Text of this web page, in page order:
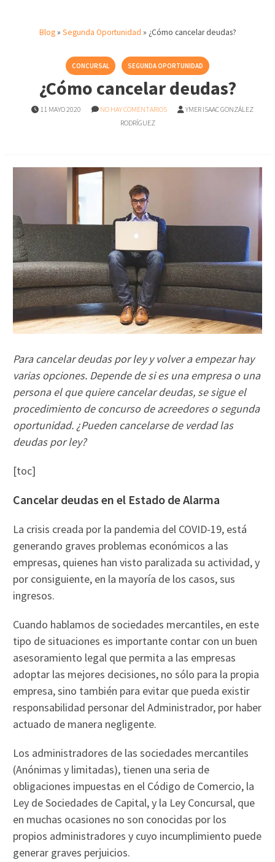
Blog» Segunda Oportunidad » ¿Cómo cancelar deudas?
CONCURSAL SEGUNDA OPORTUNIDAD
¿Cómo cancelar deudas?
11 MAYO 2020 NO HAY COMENTARIOS
YMER ISAAC GONZÁLEZ
RODRÍGUEZ
Para cancelar deudas por ley y volver a empezar hay
varias opciones. Depende de si es una empresa o una
persona el que quiere cancelar deudas, se sigue el
procedimiento de concurso de acreedores o segunda
oportunidad. ¿Pueden cancelarse de verdad las
deudas por ley?
[toc]
Cancelar deudas en el Estado de Alarma
La crisis creada por la pandemia del COVID-19, está
generando graves problemas económicos a las
empresas, quienes han visto paralizada su actividad, y
por consiguiente, en la mayoría de los casos, sus
ingresos.
Cuando hablamos de sociedades mercantiles, en este
tipo de situaciones es importante contar con un buen
asesoramiento legal que permita a las empresas
adoptar las mejores decisiones, no sólo para la propia
empresa, sino también para evitar que pueda existir
responsabilidad personar del Administrador, por haber
actuado de manera negligente.
Los administradores de las sociedades mercantiles
(Anónimas y limitadas), tienen una seria de
obligaciones impuestas en el Código de Comercio, la
Ley de Sociedades de Capital, y la Ley Concursal, que
en muchas ocasiones no son conocidas por los
propios administradores y cuyo incumplimiento puede
generar graves perjuicios.